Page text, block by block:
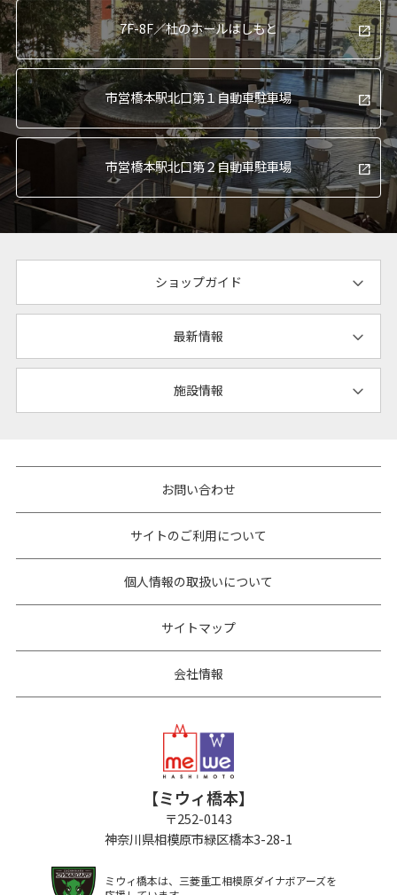
7F-8F／杜のホールはしもと
市営橋本駅北口第１自動車駐車場
市営橋本駅北口第２自動車駐車場
ショップガイド
最新情報
施設情報
お問い合わせ
サイトのご利用について
個人情報の取扱いについて
サイトマップ
会社情報
【ミウィ橋本】
〒252-0143
神奈川県相模原市緑区橋本3-28-1
ミウィ橋本は、三菱重工相模原ダイナボアーズを